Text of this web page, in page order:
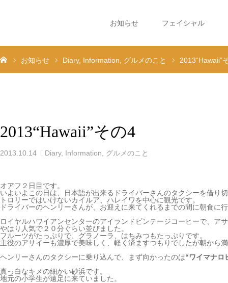
お知らせ フェイシャル
お知らせ Diary Information グルメのこと 2013“Hawaii”
2013“Hawaii”その4
2013.10.14 Diary, Information グルメのこと
オアフ２日目です。
いよいよこの日は、日本語が出来るドライバーさんのタクシーを借り
トロリーではいけないカイルア、ハレイワを中心に観光です。
ドライバーのヘンリーさんが、お迎えに来てくれるまでの間に朝食に
ロイヤルハワイアンセンターのアイランドビンテージコーヒーで、ア
やはり人気で２０分ぐらい並びました。
フルーツがたっぷりで、グラノーラ、はちみつもたっぷりです。
主役のアサイーも濃厚で美味しく、軽く済ますつもりでしたが朝から
ヘンリーさんのタクシーに乗り込んで、まず向かったのは“ワイマナロ
真っ白なキメの細かい砂浜です。
地元の小学生が遠足に来ていました。